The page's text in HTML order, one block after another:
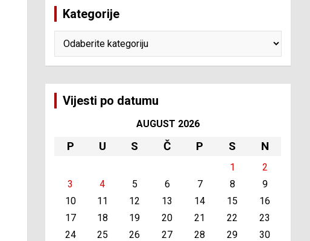
Kategorije
Vijesti po datumu
AUGUST 2026
P U S Č P S N
1
2
3
4 5 6 7 8
9
10
11 12 13 14 15
16
17
18 19 20 21 22
23
24
25 26 27 28 29
30